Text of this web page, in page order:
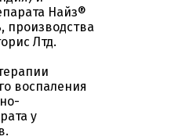
Найз®
производства
Лтд.
воспаления
у